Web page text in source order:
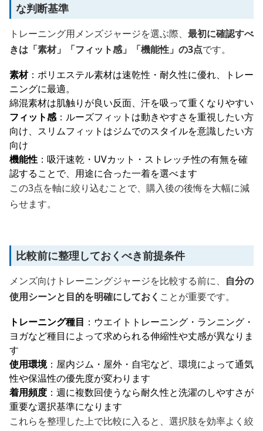
な判断基準
トレーニング用メンズジャージを選ぶ際、 最初に確認すべ
きは「素材」「フィット感」「機能性」の3点です。
素材：ポリエステル素材は速乾性・耐久性に優れ、トレー
ニングに最適。
綿混素材は肌触りが良い反面、汗を吸って重くなりやすい
フィット感：ルーズフィットは動きやすさを重視したい方
向け、スリムフィットはジムでのスタイルを意識したい方
向け
機能性 ：吸汗速乾・UVカット・ストレッチ性の有無を確
認することで、用途に合った一着を選べます
この3点を軸に絞り込むことで、購入後の後悔を大幅に減
らせます。
比較前に整理しておくべき前提条件
メンズ向けトレーニングジャージを比較する前に、 自分の
使用シーンと目的を明確にしておく ことが重要です。
トレーニング種目 ：ウエイトトレーニング・ランニング・
ヨガなど種目によって求められる伸縮性や丈感が異なりま
す
使用環境：屋内ジム・屋外・自宅など、環境によって通気
性や保温性の優先度が変わります
着用頻度 ：週に複数回使うなら耐久性と洗濯のしやすさが
重要な選択基準になります
これらを整理した上で比較に入ると、選択肢を効率よく絞